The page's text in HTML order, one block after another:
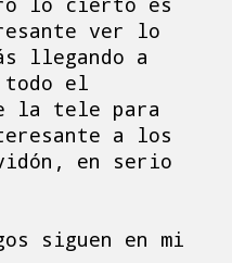
ver lo
llegando a
todo el
la tele para
a los
en serio
siguen en mi